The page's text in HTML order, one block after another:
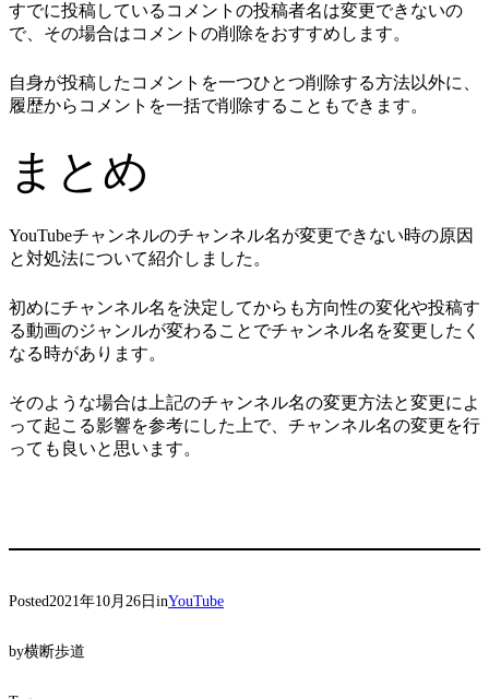
すでに投稿しているコメントの投稿者名は変更できないの
で、その場合はコメントの削除をおすすめします。
自身が投稿したコメントを一つひとつ削除する方法以外に、
履歴からコメントを一括で削除することもできます。
まとめ
YouTubeチャンネルのチャンネル名が変更できない時の原因
と対処法について紹介しました。
初めにチャンネル名を決定してからも方向性の変化や投稿す
る動画のジャンルが変わることでチャンネル名を変更したく
なる時があります。
そのような場合は上記のチャンネル名の変更方法と変更によ
って起こる影響を参考にした上で、チャンネル名の変更を行
っても良いと思います。
Posted2021年10月26日inYouTube
by横断歩道